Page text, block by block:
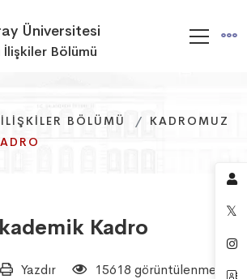
Üniversitesi
İlişkiler Bölümü
BÖLÜMÜ
KADROMUZ
BÖLÜMÜ
KADROMUZ
BÖLÜMÜ
KADROMUZ
Kadro
Yazdır 15618 görüntülenme